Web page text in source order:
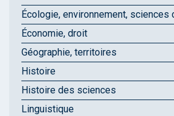
Écologie, environnement, sciences
Économie, droit
Géographie, territoires
Histoire
Histoire des sciences
Linguistique